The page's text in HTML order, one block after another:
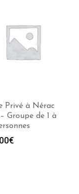
Privé à Nérac
Groupe de 1 à
€